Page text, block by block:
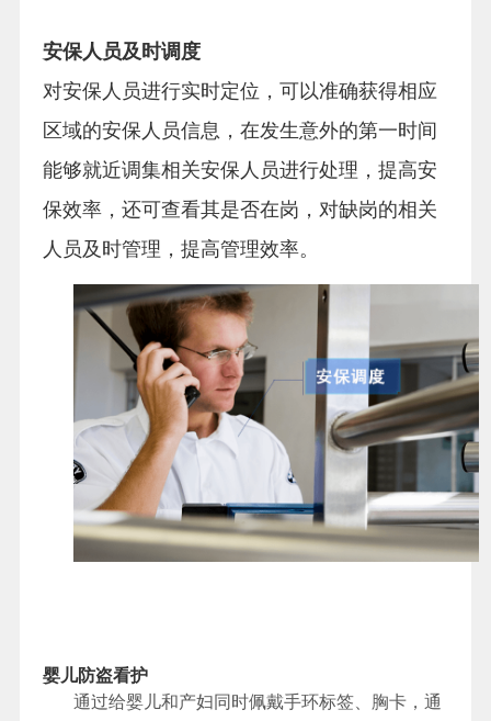
安保人员及时调度
对安保人员进行实时定位，可以准确获得相应
区域的安保人员信息，在发生意外的第一时间
能够就近调集相关安保人员进行处理，提高安
保效率，还可查看其是否在岗，对缺岗的相关
人员及时管理，提高管理效率。
婴儿防盗看护
通过给婴儿和产妇同时佩戴手环标签、胸卡，通